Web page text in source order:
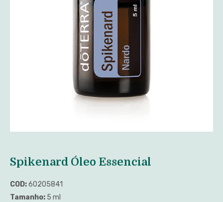
Spikenard Óleo Essencial
COD:60205841
Tamanho: 5 ml